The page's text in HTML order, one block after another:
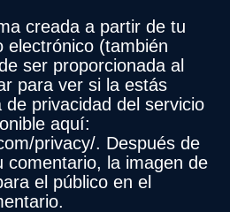
creada a partir de tu
electrónico (también
ser proporcionada al
para ver si la estás
privacidad del servicio
aquí:
privacy/. Después de
comentario, la imagen de
el público en el